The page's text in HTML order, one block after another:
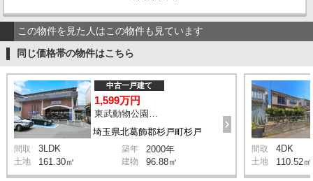
この物件を見た人はこの物件も見ています
同じ価格帯の物件はこちら
埼玉県北葛飾郡杉戸町杉戸
中古一戸建て
1,599万円
東武動物公園駅 徒歩24分
間取 3LDK 築年 2000年
土地 161.30㎡ 建物 96.88㎡
間取 4DK
土地 110.52㎡